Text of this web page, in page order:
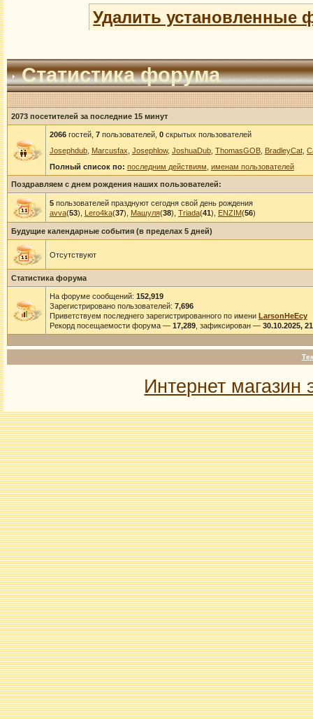
Удалить установленные
Статистика форума
2073 посетителей за последние 15 минут
2066гостей, 7пользователей, 0скрытых пользователей
Josephdub, Marcusfax Josephlow, JoshuaDub, ThomasGOB, BradleyCat,
Полный список по: последним действиям именам пользователей
Поздравляем с днем рождения наших пользователей:
5пользователей празднуют сегодня свой день рождения
avva(53), Lero4ka(37), Машуля(38), Triada(41), ENZIM(56)
Будущие календарные события (в пределах 5 дней)
Отсутствуют
Статистика форума
На форуме сообщений: 152,919
Зарегистрировано пользователей: 7,696
Приветствуем последнего зарегистрированного по имени LarsonHeEcy
Рекорд посещаемости форума — 17,289, зафиксирован — 30.10.2025,
Интернет